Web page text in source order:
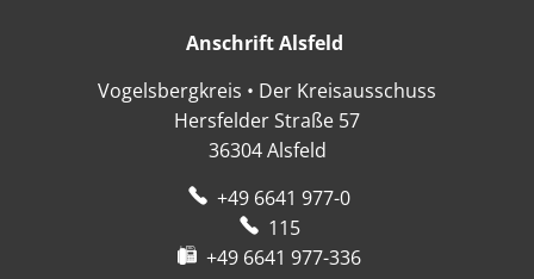
Anschrift Alsfeld
Vogelsbergkreis • Der Kreisausschuss
Hersfelder Straße 57
36304 Alsfeld
+49 6641 977-0
115
+49 6641 977-336